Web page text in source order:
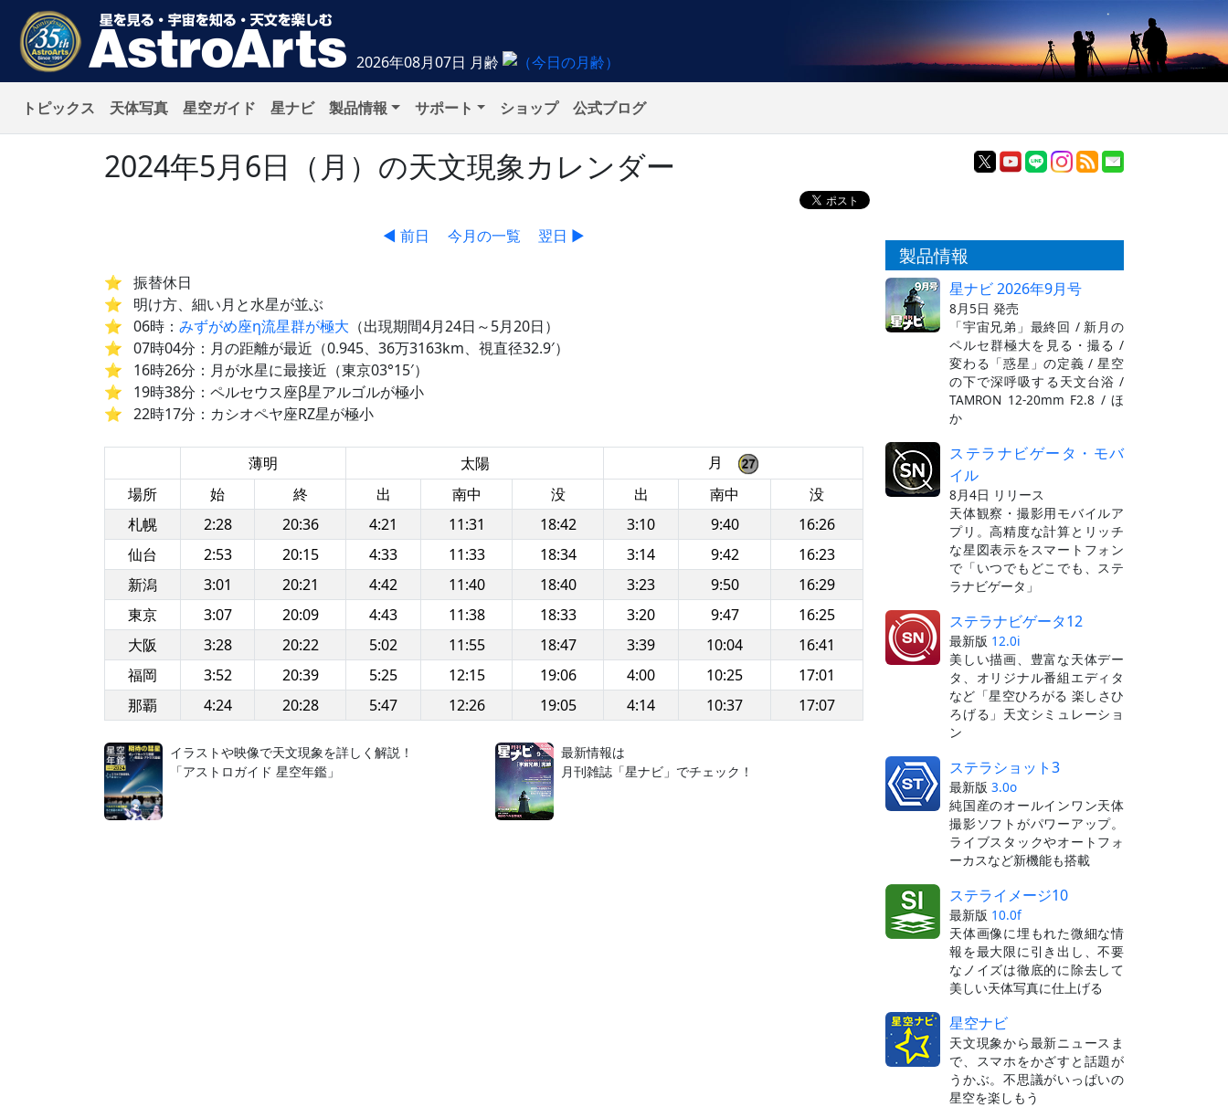
2026年08月07日 月齢
トピックス 天体写真 星空ガイド 星ナビ 製品情報 サポート ショップ 公式ブログ
2024年5月6日（月）の天文現象カレンダー
◀ 前日 今月の一覧 翌日 ▶
振替休日
明け方、細い月と水星が並ぶ
06時： みずがめ座η流星群が極大 （出現期間4月24日～5月20日）
07時04分：月の距離が最近（0.945、36万3163km、視直径32.9′）
16時26分：月が水星に最接近（東京03°15′）
19時38分：ペルセウス座β星アルゴルが極小
22時17分：カシオペヤ座RZ星が極小
薄明 太陽
月
場所
始 終 出 南中 没 出 南中
没
札幌
2:28 20:36 4:21 11:31 18:42 3:10 9:40
16:26
仙台
2:53 20:15 4:33 11:33 18:34 3:14 9:42
16:23
新潟
3:01 20:21 4:42 11:40 18:40 3:23 9:50
16:29
東京
3:07 20:09 4:43 11:38 18:33 3:20 9:47
16:25
大阪
3:28 20:22 5:02 11:55 18:47 3:39 10:04
16:41
福岡
3:52 20:39 5:25 12:15 19:06 4:00 10:25
17:01
那覇
4:24 20:28 5:47 12:26 19:05 4:14 10:37 17:07
イラストや映像で天文現象を詳しく解説！
「アストロガイド 星空年鑑」
最新情報は
月刊雑誌「星ナビ」でチェック！
製品情報
星ナビ 2026年9月号
8月5日 発売
「宇宙兄弟」最終回 / 新月の
ペルセ群極大を見る・撮る /
変わる「惑星」の定義 / 星空
の下で深呼吸する天文台浴 /
TAMRON 12-20mm F2.8 / ほ
か
ステラナビゲータ・モバ
イル
8月4日 リリース
天体観察・撮影用モバイルア
プリ。高精度な計算とリッチ
な星図表示をスマートフォン
で「いつでもどこでも、ステ
ラナビゲータ」
ステラナビゲータ12
最新版 12.0i
美しい描画、豊富な天体デー
タ、オリジナル番組エディタ
など「星空ひろがる 楽しさひ
ろげる」天文シミュレーショ
ン
ステラショット3
最新版 3.0o
純国産のオールインワン天体
撮影ソフトがパワーアップ。
ライブスタックやオートフォ
ーカスなど新機能も搭載
ステライメージ10
最新版 10.0f
天体画像に埋もれた微細な情
報を最大限に引き出し、不要
なノイズは徹底的に除去して
美しい天体写真に仕上げる
星空ナビ
天文現象から最新ニュースま
で、スマホをかざすと話題が
うかぶ。不思議がいっぱいの
星空を楽しもう